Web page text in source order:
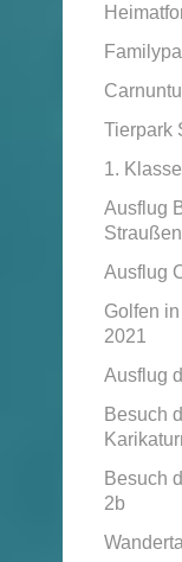
Tierpark
1.
Ausflug
Ausflug
Golfen
2021
Ausflug
Besuch
Besuch
2b